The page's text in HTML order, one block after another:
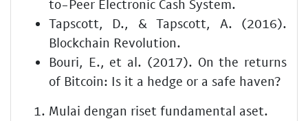
to-Peer Electronic Cash System.
Tapscott, D., & Tapscott, A. (2016).
Blockchain Revolution.
Bouri, E., et al. (2017). On the returns
of Bitcoin: Is it a hedge or a safe haven?
Mulai dengan riset fundamental aset.